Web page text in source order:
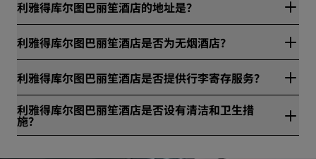
利雅得库尔图巴丽笙酒店的地址是？
特阿拉伯。
利雅得库尔图巴丽笙酒店是否为无烟酒店？
利雅得库尔图巴丽笙酒店是否提供行李寄存服务？
是，利雅得库尔图巴丽笙酒店提供行李寄存服务。
利雅得库尔图巴丽笙酒店是否设有清洁和卫生措
施？